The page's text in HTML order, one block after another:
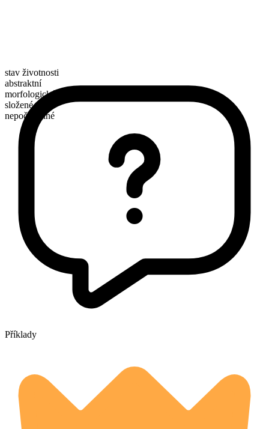
stav životnosti
abstraktní
morfologické složení
složené
nepočitatelné
Příklady